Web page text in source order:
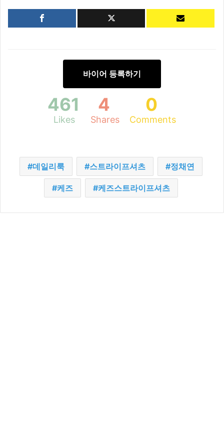
바이어 등록하기
461
Likes
4
Shares
0
Comments
데일리룩 스트라이프셔츠 정채연
케즈 케즈스트라이프셔츠